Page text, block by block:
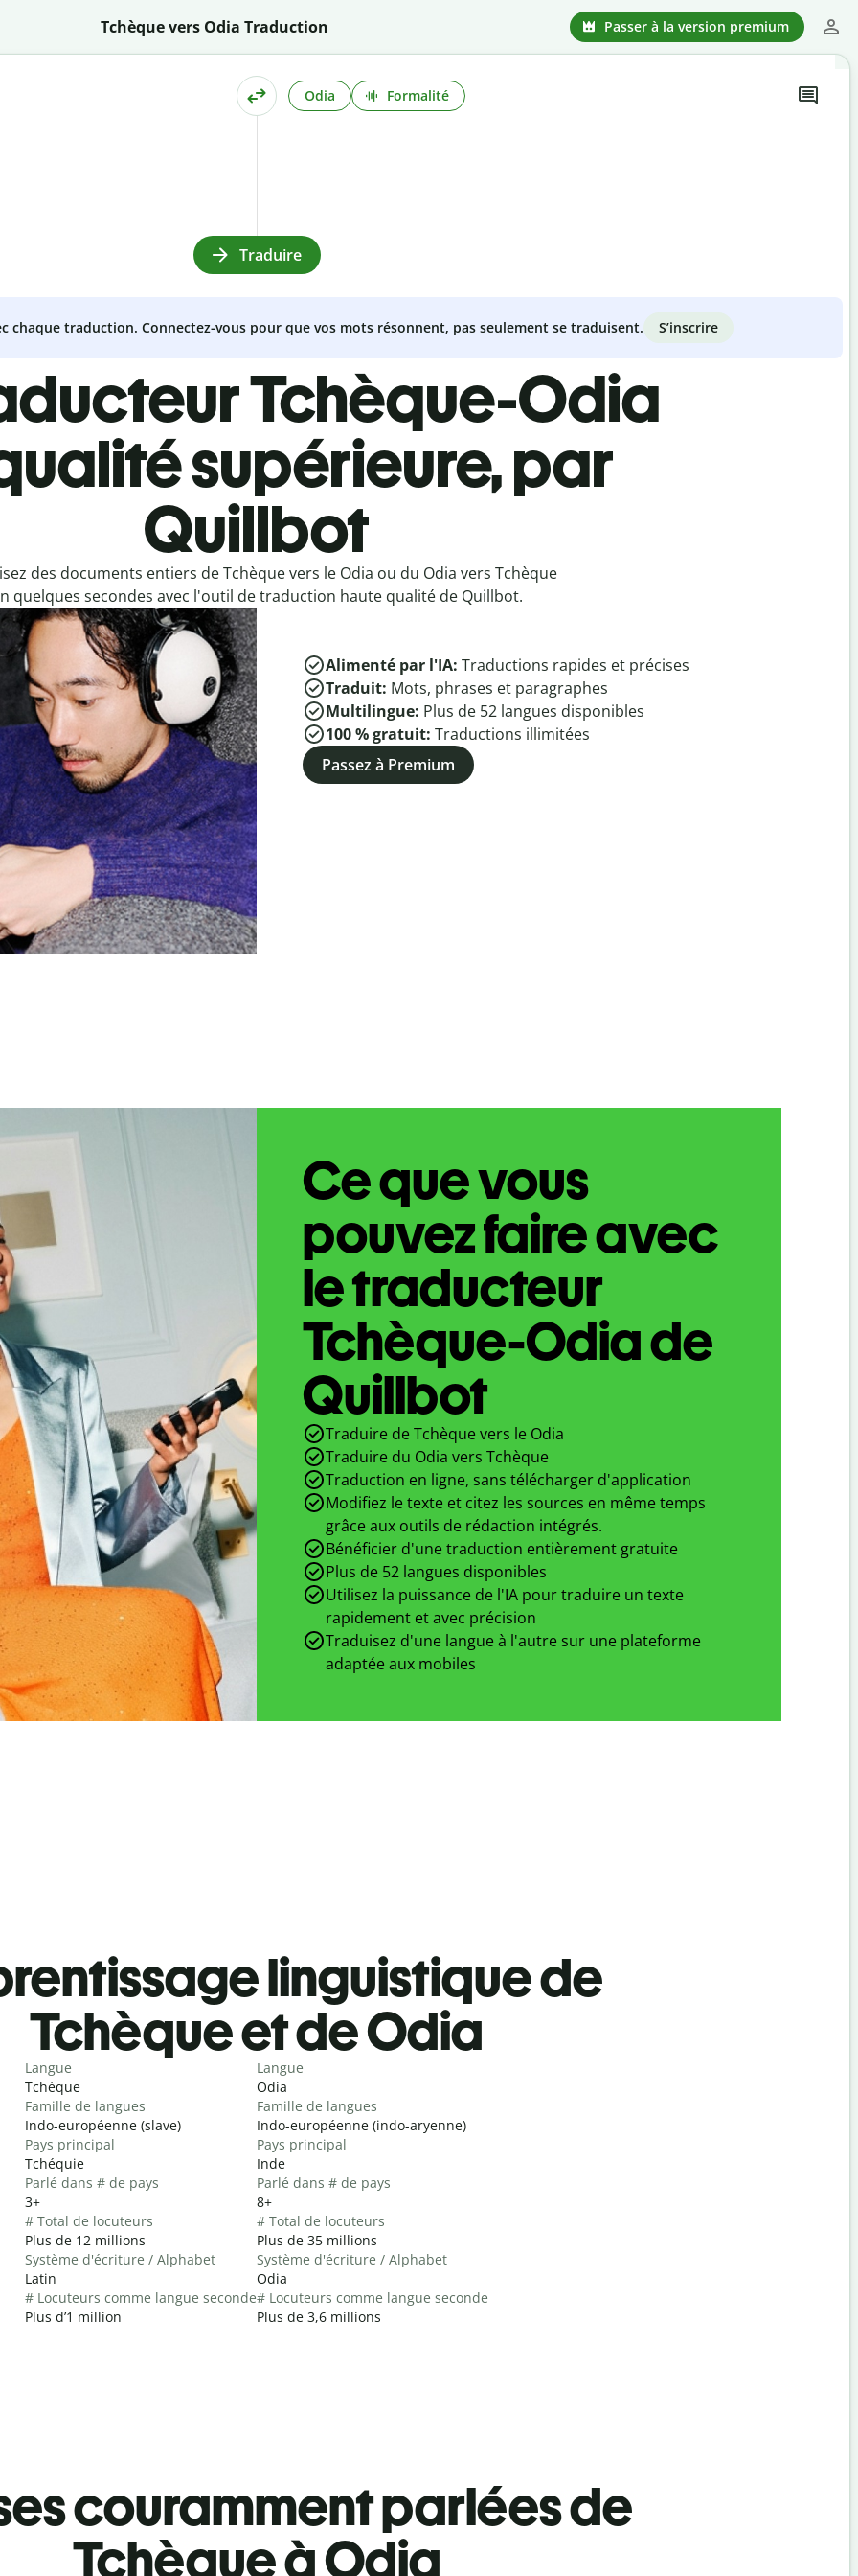
Tchèque vers Odia Traduction Passer à la version premium
Odia Formalité
Traduire
chaque traduction. Connectez-vous pour que vos mots résonnent, pas seulement se traduisent. S’inscrire
Tchèque-Odia
supérieure, par
Quillbot
des documents entiers de Tchèque vers le Odia ou du Odia vers Tchèque
quelques secondes avec l'outil de traduction haute qualité de Quillbot.
Alimenté par l'IA: Traductions rapides et précises
Traduit: Mots, phrases et paragraphes
Multilingue: Plus de 52 langues disponibles
100 % gratuit: Traductions illimitées
Passez à Premium
Ce que vous
pouvez faire avec
le traducteur
Tchèque-Odia de
Quillbot
Traduire de Tchèque vers le Odia
Traduire du Odia vers Tchèque
Traduction en ligne, sans télécharger d'application
Modifiez le texte et citez les sources en même temps
grâce aux outils de rédaction intégrés.
Bénéficier d'une traduction entièrement gratuite
Plus de 52 langues disponibles
Utilisez la puissance de l'IA pour traduire un texte
rapidement et avec précision
Traduisez d'une langue à l'autre sur une plateforme
adaptée aux mobiles
linguistique de
Tchèque et de Odia
Langue
Tchèque
Famille de langues
Indo-européenne (slave)
Pays principal
Tchéquie
Parlé dans # de pays
3+
# Total de locuteurs
Plus de 12 millions
Système d'écriture / Alphabet
Latin
# Locuteurs comme langue seconde
Plus d’1 million
Langue
Odia
Famille de langues
Indo-européenne (indo-aryenne)
Pays principal
Inde
Parlé dans # de pays
8+
# Total de locuteurs
Plus de 35 millions
Système d'écriture / Alphabet
Odia
# Locuteurs comme langue seconde
Plus de 3,6 millions
couramment parlées de
Tchèque à Odia